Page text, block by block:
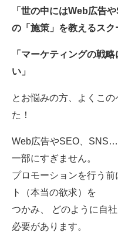
「世の中にはWeb広告
の「施策」を教えるスク
「マーケティングの戦
い」
とお悩みの方、よくこ
た！
Web広告やSEO、
一部にすぎません。
プロモーションを行う
ト（本当の欲求）を
つかみ、 どのように自
必要があります。